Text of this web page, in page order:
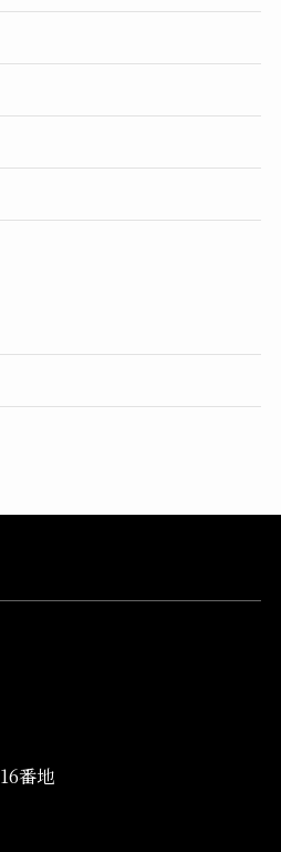
16番地